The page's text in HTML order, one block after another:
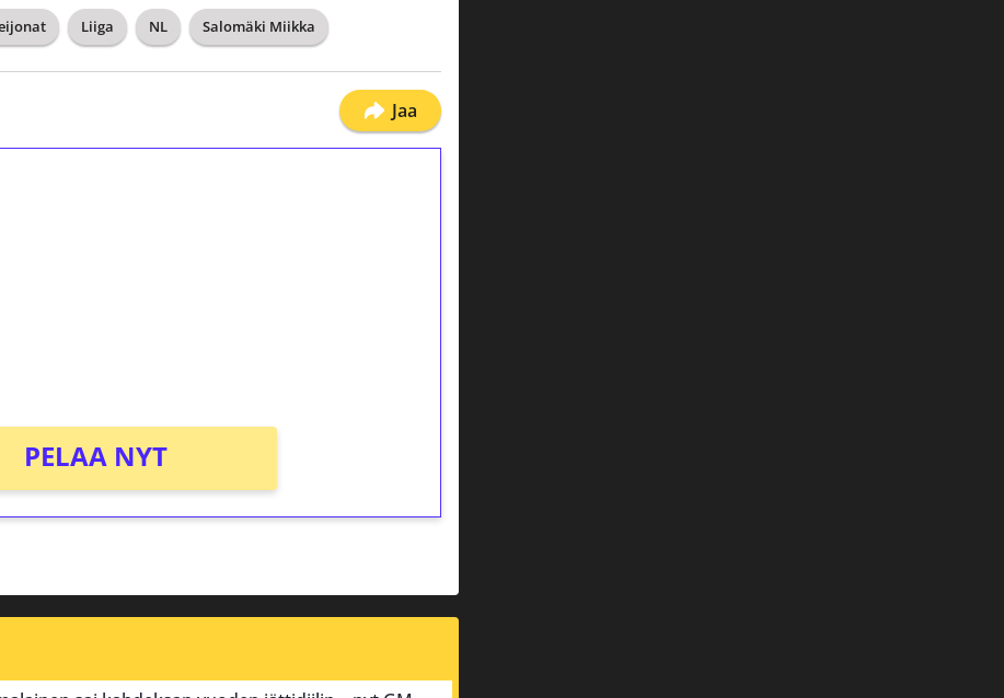
Liiga NL Salomäki Miikka
Jaa
PELAA NYT